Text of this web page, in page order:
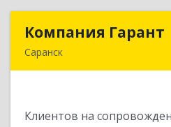
Компания Гарант
Саранск
Клиентов на